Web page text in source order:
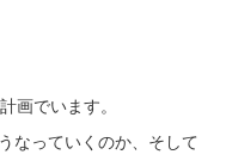
画でいます。
なっていくのか、そして